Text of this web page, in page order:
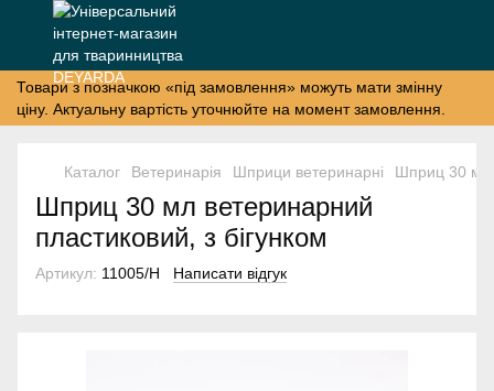
Товари з позначкою «під замовлення» можуть мати змінну
ціну. Актуальну вартість уточнюйте на момент замовлення.
Каталог Ветеринарія Шприци ветеринарні Шприц 30 мл
Шприц 30 мл ветеринарний
пластиковий, з бігунком
Артикул: 11005/H Написати відгук